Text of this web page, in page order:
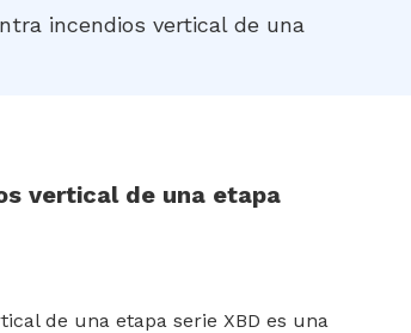
incendios vertical de una
vertical de una etapa
de una etapa serie XBD es una